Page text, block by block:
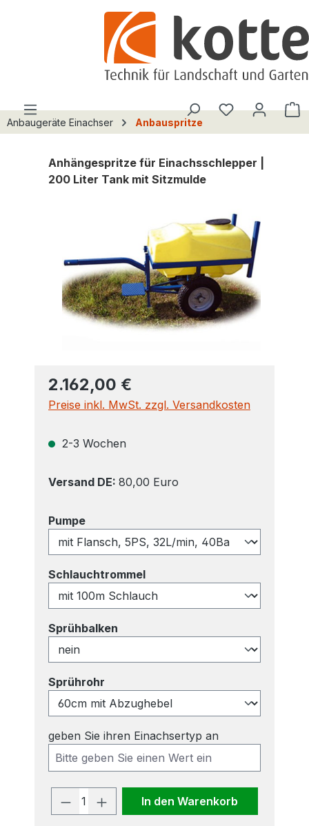
Du hast 0
Anbaugeräte Einachser Anbauspritze
Anhängespritze für Einachsschlepper |
200 Liter Tank mit Sitzmulde
2.162,00 €
Preise inkl. MwSt. zzgl. Versandkosten
2-3 Wochen
Versand DE: 80,00 Euro
Pumpeauswählen
Schlauchtrommelauswählen
Sprühbalken
Sprührohr
geben Sie ihren Einachsertyp an
Produkt Anzahl: Gib den
In den Warenkorb